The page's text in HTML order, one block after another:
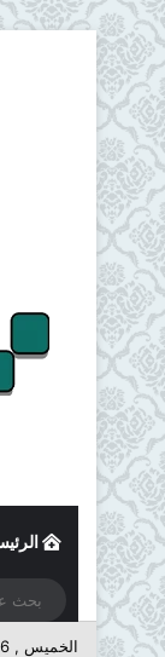
الخميس , 6 أغسطس 2026